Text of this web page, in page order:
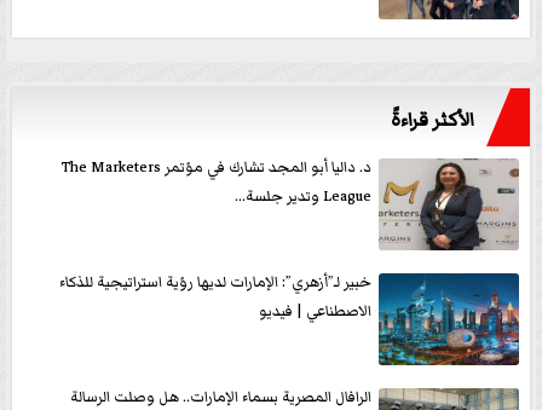
الأكثر قراءةً
د. داليا أبو المجد تشارك في مؤتمر The Marketers
League وتدير جلسة...
خبير لـ”أزهري”: الإمارات لديها رؤية استراتيجية للذكاء
الاصطناعي | فيديو
الرافال المصرية بسماء الإمارات.. هل وصلت الرسالة